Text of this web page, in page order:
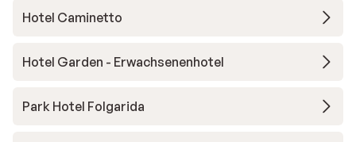
Hotel Caminetto
Hotel Garden - Erwachsenenhotel
Park Hotel Folgarida